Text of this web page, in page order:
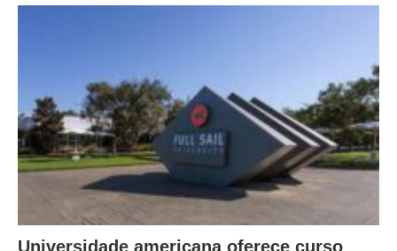
Universidade americana oferece curso